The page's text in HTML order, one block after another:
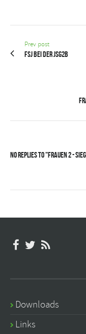
Prev post
FSJ bei der JSG2B
No Replies to "Frauen 2 -
Downloads
Links